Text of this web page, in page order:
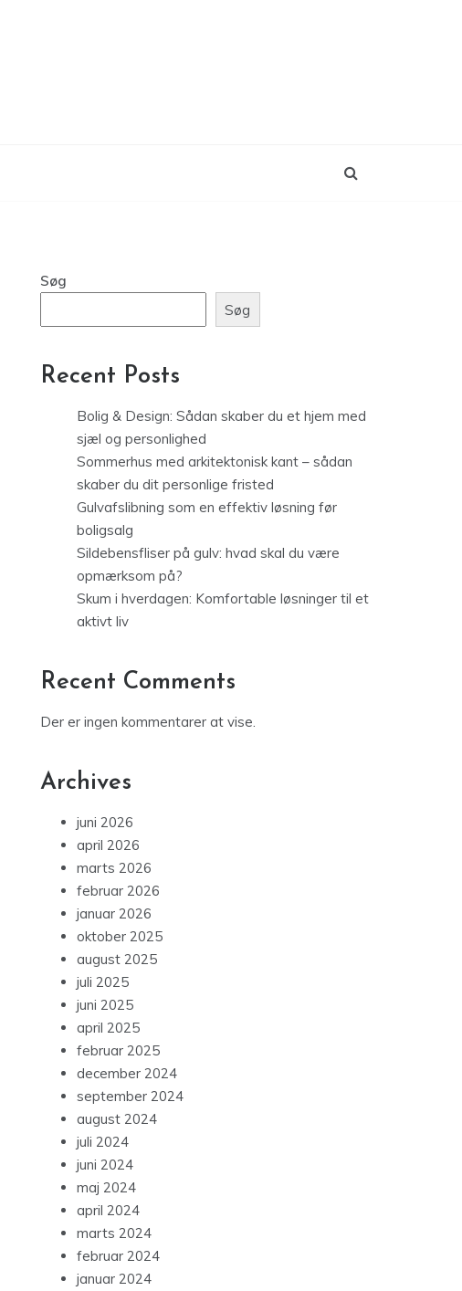
Søg
Søg
Recent Posts
Bolig & Design: Sådan skaber du et hjem med
sjæl og personlighed
Sommerhus med arkitektonisk kant – sådan
skaber du dit personlige fristed
Gulvafslibning som en effektiv løsning før
boligsalg
Sildebensfliser på gulv: hvad skal du være
opmærksom på?
Skum i hverdagen: Komfortable løsninger til et
aktivt liv
Recent Comments
Der er ingen kommentarer at vise.
Archives
juni 2026
april 2026
marts 2026
februar 2026
januar 2026
oktober 2025
august 2025
juli 2025
juni 2025
april 2025
februar 2025
december 2024
september 2024
august 2024
juli 2024
juni 2024
maj 2024
april 2024
marts 2024
februar 2024
januar 2024